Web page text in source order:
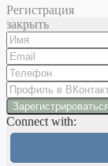
Регистрация
закрыть
Connect with: